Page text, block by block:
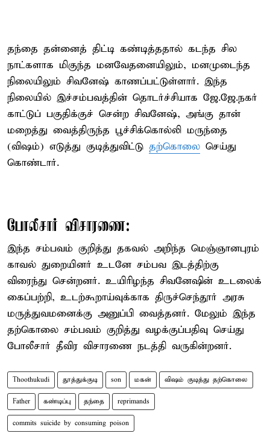
தந்தை தன்னைத் திட்டி கண்டித்ததால் கடந்த சில
நாட்களாக மிகுந்த மனவேதனையிலும், மனமுடைந்த
நிலையிலும் சிவனேஷ் காணப்பட்டுள்ளார். இந்த
நிலையில் இச்சம்பவத்தின் தொடர்ச்சியாக ஜே.ஜே.நகர்
காட்டுப் பகுதிக்குச் சென்ற சிவனேஷ், அங்கு தான்
மறைத்து வைத்திருந்த பூச்சிக்கொல்லி மருந்தை
(விஷம்) எடுத்து குடித்துவிட்டு தற்கொலை செய்து
கொண்டார்.
போலீசார் விசாரணை:
இந்த சம்பவம் குறித்து தகவல் அறிந்த மெஞ்ஞானபுரம்
காவல் துறையினர் உடனே சம்பவ இடத்திற்கு
விரைந்து சென்றனர். உயிரிழந்த சிவனேஷின் உடலைக்
கைப்பற்றி, உடற்கூறாய்வுக்காக திருச்செந்தூர் அரசு
மருத்துவமனைக்கு அனுப்பி வைத்தனர். மேலும் இந்த
தற்கொலை சம்பவம் குறித்து வழக்குப்பதிவு செய்து
போலீசார் தீவிர விசாரணை நடத்தி வருகின்றனர்.
Thoothukudi தூத்துக்குடி son மகன் விஷம் குடித்து தற்கொலை
Father கண்டிப்பு தந்தை reprimands
commits suicide by consuming poison